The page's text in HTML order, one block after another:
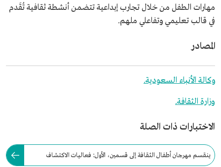
مهارات الطفل من خلال تجارب إبداعية تتضمن أنشطة ثقافية تُقَدم
في قالب تعليمي وتفاعلي ملهم.
المصادر
وكالة الأنباء السعودية.
وزارة الثقافة.
الاختبارات ذات الصلة
ينقسم مهرجان أطفال الثقافة إلى قسمين، الأول: فعاليات الاكتشاف